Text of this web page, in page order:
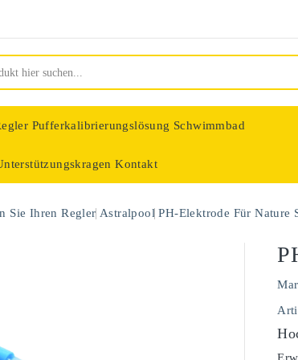
Pufferkalibrierungslösung Schwimmbad
Kontakt
Sie Ihren Regler Astralpool PH-Elektrode Für Nature